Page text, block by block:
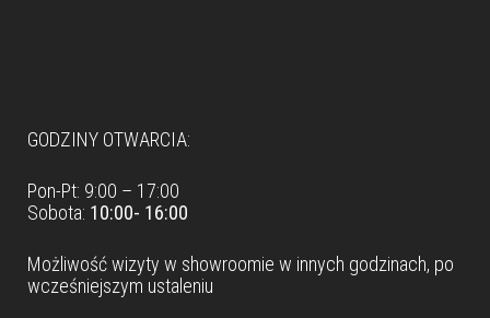
GODZINY OTWARCIA:
Pon-Pt: 9:00 – 17:00
Sobota: 10:00- 16:00
Możliwość wizyty w showroomie w innych godzinach, po
wcześniejszym ustaleniu